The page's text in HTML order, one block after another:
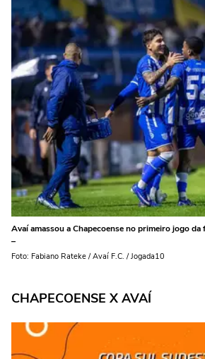
Avaí amassou a Chapecoense no primeiro jogo
–
Foto: Fabiano Rateke / Avaí F.C. / Jogada10
CHAPECOENSE X AVAÍ